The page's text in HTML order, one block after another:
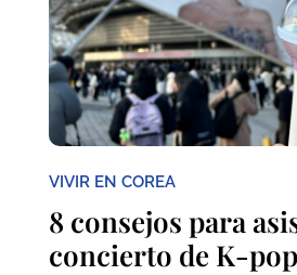
VIVIR EN COREA
8 consejos para
concierto de K-